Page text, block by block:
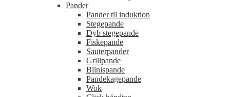
Pander
Pander til induktion
Stegepande
Dyb stegepande
Fiskepande
Sauterpander
Grillpande
Blinispande
Pandekagepande
Wok